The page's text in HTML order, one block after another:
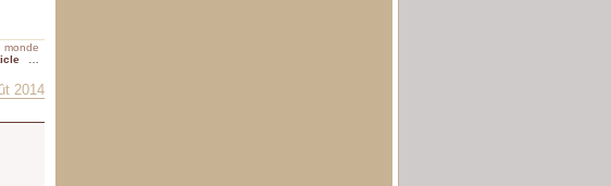
monde
2014